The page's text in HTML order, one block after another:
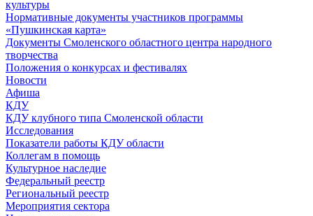
культуры
Нормативные документы участников программы
«Пушкинская карта»
Документы Смоленского областного центра народного
творчества
Положения о конкурсах и фестивалях
Новости
Афиша
КДУ
КДУ клубного типа Смоленской области
Исследования
Показатели работы КДУ области
Коллегам в помощь
Культурное наследие
Федеральный реестр
Региональный реестр
Мероприятия сектора